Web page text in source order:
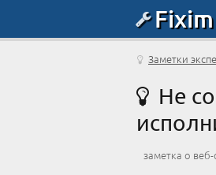
Fixim
Заметки
Не
заметка о